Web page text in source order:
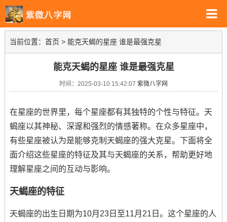
当前位置： 首页 > 能克天蝎的星座 谁是最强克星
能克天蝎的星座 谁是最强克星
时间：2025-03-10 15:42:07 紫微八字网
在星座的世界里，每个星座都有其独特的个性与特征。天
蝎座以其神秘、深邃和强烈的情感著称。在众多星座中，
有些星座被认为是能够克制天蝎座的强大克星。下面将全
面介绍这些星座的特征及其与天蝎座的关系，帮助更好地
理解星座之间的互动与影响。
天蝎座的特征
天蝎座的出生日期为10月23日至11月21日。这个星座的人